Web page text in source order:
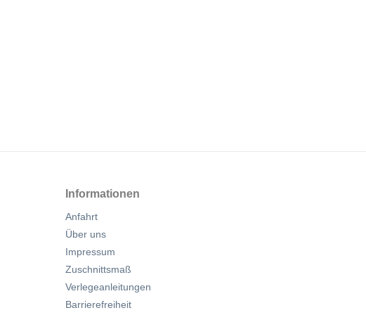
Informationen
Anfahrt
Über uns
Impressum
Zuschnittsmaß
Verlegeanleitungen
Barrierefreiheit